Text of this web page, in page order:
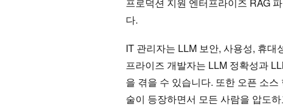
프로덕션 지원 엔터프라이즈 RAG
다.
IT 관리자는 LLM 보안, 사용성, 휴
프라이즈 개발자는 LLM 정확성과
을 겪을 수 있습니다. 또한 오픈 소
술이 등장하면서 모든 사람을 압도